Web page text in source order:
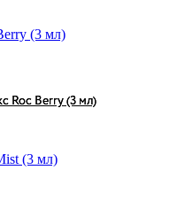
Roc Berry (3 мл)